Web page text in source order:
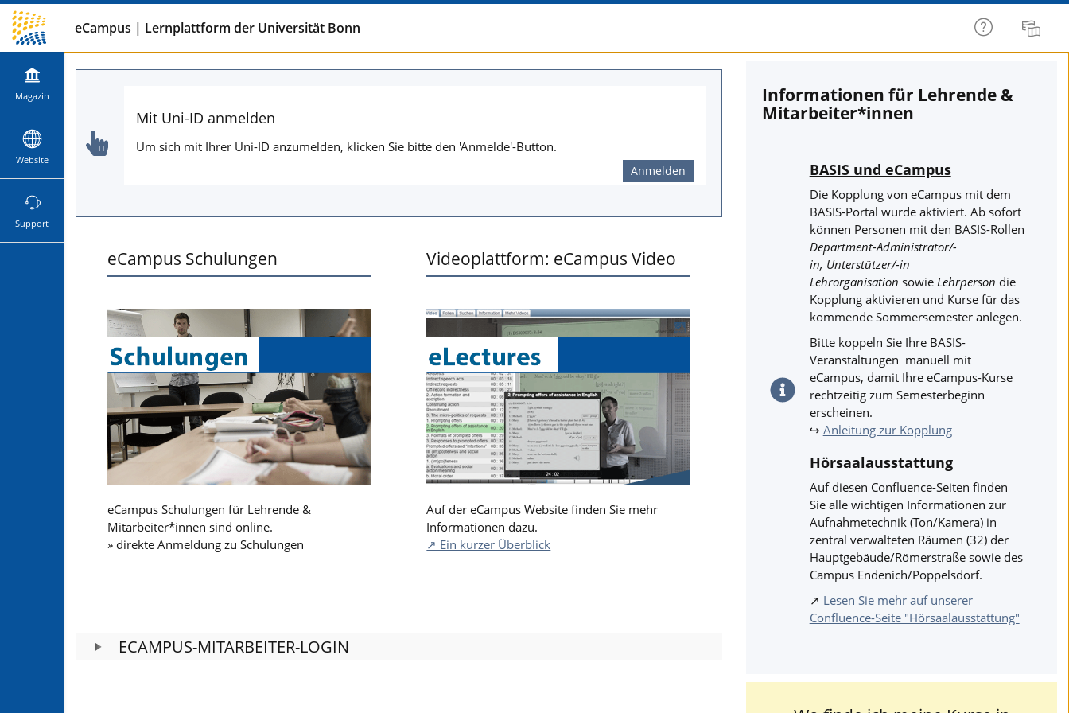
eCampus | Lernplattform der Universität Bonn
Magazin
Website
Support
Mit Uni-ID anmelden
Um sich mit Ihrer Uni-ID anzumelden, klicken Sie bitte den 'Anmelde'-Button.
Anmelden
eCampus Schulungen
eCampus Schulungen für Lehrende &
Mitarbeiter*innen sind online.
» direkte Anmeldung zu Schulungen
Videoplattform: eCampus Video
Auf der eCampus Website finden Sie mehr
Informationen dazu.
↗ Ein kurzer Überblick
ECAMPUS-MITARBEITER-LOGIN
Informationen für Lehrende &
Mitarbeiter*innen
BASIS und eCampus
Die Kopplung von eCampus mit dem
BASIS-Portal wurde aktiviert. Ab sofort
können Personen mit den BASIS-Rollen
Department-Administrator/-
in, Unterstützer/-in
Lehrorganisation sowie Lehrperson die
Kopplung aktivieren und Kurse für das
kommende Sommersemester anlegen.
Bitte koppeln Sie Ihre BASIS-
Veranstaltungen manuell mit
eCampus, damit Ihre eCampus-Kurse
rechtzeitig zum Semesterbeginn
erscheinen.
↪ Anleitung zur Kopplung
Hörsaalausstattung
Auf diesen Confluence-Seiten finden
Sie alle wichtigen Informationen zur
Aufnahmetechnik (Ton/Kamera) in
zentral verwalteten Räumen (32) der
Hauptgebäude/Römerstraße sowie des
Campus Endenich/Poppelsdorf.
↗ Lesen Sie mehr auf unserer
Confluence-Seite "Hörsaalausstattung"